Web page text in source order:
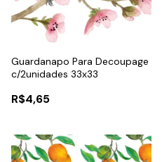
Guardanapo Para Decoupage
c/2unidades 33x33
R$4,65